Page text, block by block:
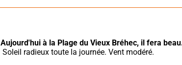
Aujourd'hui à la Plage du Vieux Bréhec, il fera
Soleil radieux toute la journée. Vent modéré.